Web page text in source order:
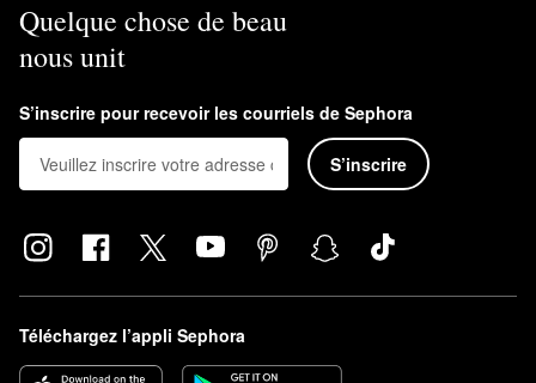
Quelque chose de beau
nous unit
S’inscrire pour recevoir les courriels de Sephora
S’inscrire
Téléchargez l’appli Sephora